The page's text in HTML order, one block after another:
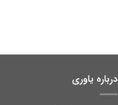
درباره یاوری